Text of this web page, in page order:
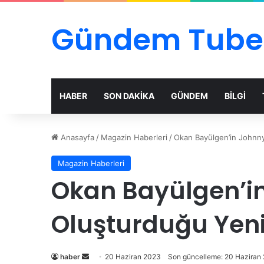
Gündem Tube
HABER SON DAKİKA GÜNDEM BİLGİ
Anasayfa / Magazin Haberleri /Okan Bayülgen’in
Magazin Haberleri
Okan
Oluşturduğu
haber
Bir
20 Haziran 2023 Son güncelleme: 20 Haziran